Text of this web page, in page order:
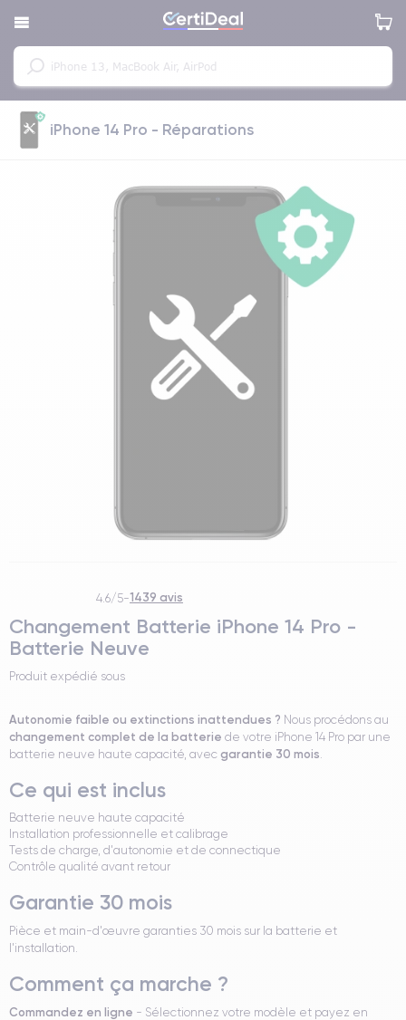
iPhone 14 Pro - Réparations
4.6/5-1439 avis
Changement Batterie iPhone 14 Pro -
Batterie Neuve
Produit expédié sous
Autonomie faible ou extinctions inattendues ? Nous procédons au
changement complet de la batterie de votre iPhone 14 Pro par une
batterie neuve haute capacité, avec garantie 30 mois.
Ce qui est inclus
Batterie neuve haute capacité
Installation professionnelle et calibrage
Tests de charge, d'autonomie et de connectique
Contrôle qualité avant retour
Garantie 30 mois
Pièce et main-d'œuvre garanties 30 mois sur la batterie et
l'installation.
Comment ça marche ?
Commandez en ligne - Sélectionnez votre modèle et payez en